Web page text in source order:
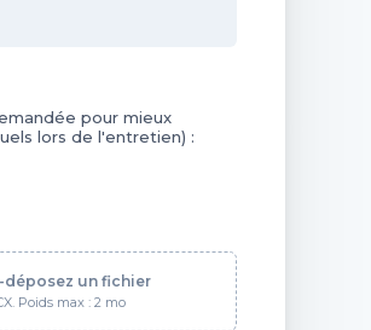
et documents
pour mieux
lors de l'entretien) :
un fichier
Poids max : 2 mo